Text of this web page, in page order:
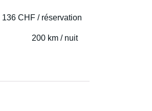
136 CHF / réservation
200 km / nuit